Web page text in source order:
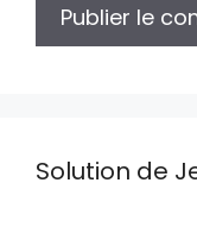
Solution de